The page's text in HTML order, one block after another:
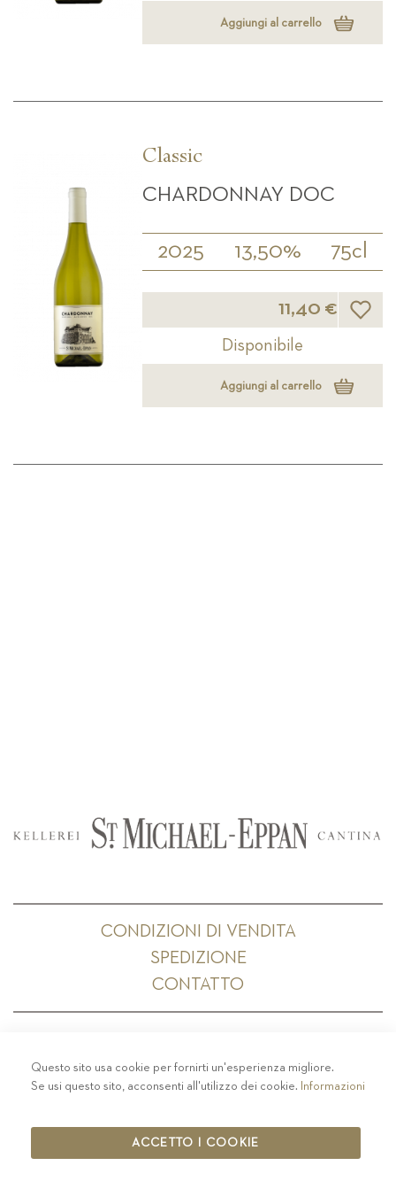
Aggiungi al carrello
Classic
CHARDONNAY DOC
2025 13,50% 75cl
11,40 € Lista
Disponibile
Aggiungi al carrello
CONDIZIONI DI VENDITA
SPEDIZIONE
CONTATTO
PRIVACY-COLOPHON - COOKIE POLICY
CODICE ETICO
IT00126670215
Questo sito usa cookie per fornirti un'esperienza migliore.
Se usi questo sito, acconsenti all'utilizzo dei cookie. Informazioni
ACCETTO I COOKIE